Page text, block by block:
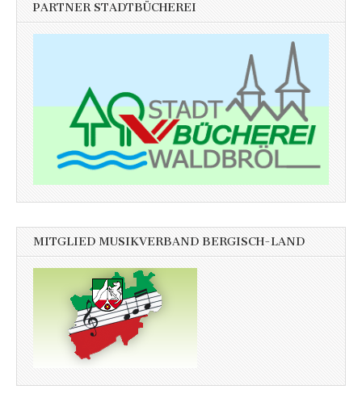
PARTNER STADTBÜCHEREI
MITGLIED MUSIKVERBAND BERGISCH-LAND